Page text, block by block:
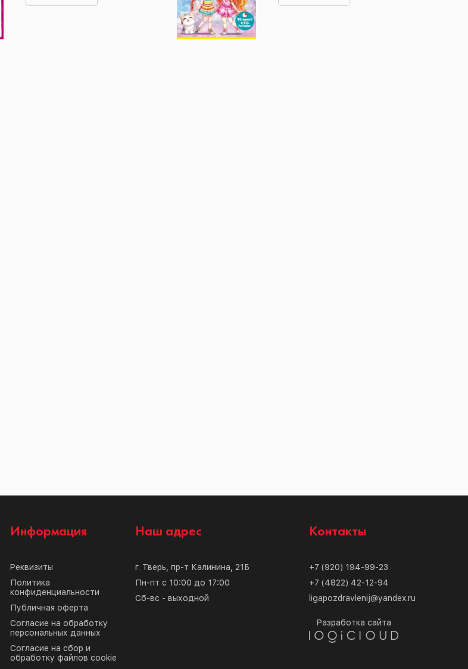
Информация
Реквизиты
Политика
конфиденциальности
Публичная оферта
Согласие на обработку
персональных данных
Согласие на сбор и
обработку файлов cookie
Наш адрес
г. Тверь, пр-т Калинина, 21Б
Пн-пт с 10:00 до 17:00
Сб-вс - выходной
Контакты
+7 (920) 194-99-23
+7 (4822) 42-12-94
ligapozdravlenij@yandex.ru
Разработка сайта